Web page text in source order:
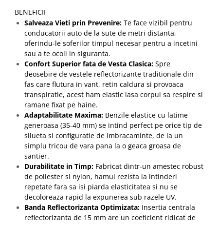
BENEFICII
Salveaza Vieti prin Prevenire: Te face vizibil pentru
conducatorii auto de la sute de metri distanta,
oferindu-le soferilor timpul necesar pentru a incetini
sau a te ocoli in siguranta.
Confort Superior fata de Vesta Clasica: Spre
deosebire de vestele reflectorizante traditionale din
fas care flutura in vant, retin caldura si provoaca
transpiratie, acest ham elastic lasa corpul sa respire si
ramane fixat pe haine.
Adaptabilitate Maxima: Benzile elastice cu latime
generoasa (35-40 mm) se intind perfect pe orice tip de
silueta si configuratie de imbracaminte, de la un
simplu tricou de vara pana la o geaca groasa de
santier.
Durabilitate in Timp: Fabricat dintr-un amestec robust
de poliester si nylon, hamul rezista la intinderi
repetate fara sa isi piarda elasticitatea si nu se
decoloreaza rapid la expunerea sub razele UV.
Banda Reflectorizanta Optimizata: Insertia centrala
reflectorizanta de 15 mm are un coeficient ridicat de